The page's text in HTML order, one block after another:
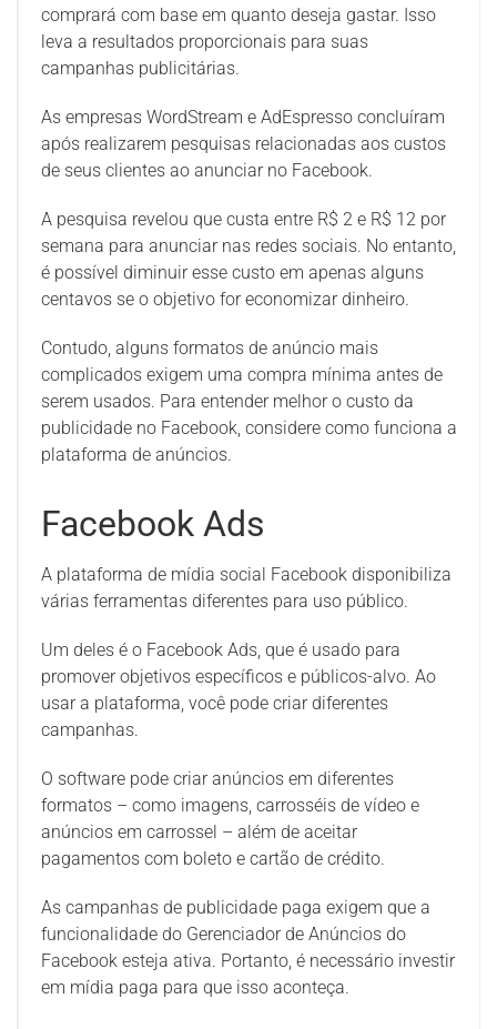
comprará com base em quanto deseja gastar. Isso
leva a resultados proporcionais para suas
campanhas publicitárias.
As empresas WordStream e AdEspresso concluíram
após realizarem pesquisas relacionadas aos custos
de seus clientes ao anunciar no Facebook.
A pesquisa revelou que custa entre R$ 2 e R$ 12 por
semana para anunciar nas redes sociais. No entanto,
é possível diminuir esse custo em apenas alguns
centavos se o objetivo for economizar dinheiro.
Contudo, alguns formatos de anúncio mais
complicados exigem uma compra mínima antes de
serem usados. Para entender melhor o custo da
publicidade no Facebook, considere como funciona a
plataforma de anúncios.
Facebook Ads
A plataforma de mídia social Facebook disponibiliza
várias ferramentas diferentes para uso público.
Um deles é o Facebook Ads, que é usado para
promover objetivos específicos e públicos-alvo. Ao
usar a plataforma, você pode criar diferentes
campanhas.
O software pode criar anúncios em diferentes
formatos – como imagens, carrosséis de vídeo e
anúncios em carrossel – além de aceitar
pagamentos com boleto e cartão de crédito.
As campanhas de publicidade paga exigem que a
funcionalidade do Gerenciador de Anúncios do
Facebook esteja ativa. Portanto, é necessário investir
em mídia paga para que isso aconteça.